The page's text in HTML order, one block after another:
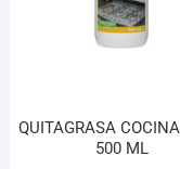
QUITAGRASA
500 ML